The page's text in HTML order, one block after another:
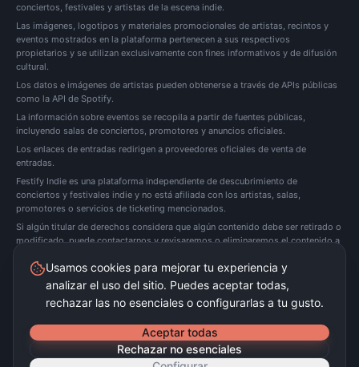
conciertos, festivales y artistas de la escena indie.
Las imágenes, logotipos y materiales promocionales de artistas, recintos y
eventos mostrados en la plataforma pertenecen a sus respectivos
propietarios y se utilizan exclusivamente con fines informativos y de difusión
cultural.
Los datos e imágenes de artistas pueden obtenerse a través de APIs públicas
como la API de Spotify.
La información sobre eventos se recopila a partir de fuentes públicas,
incluyendo salas de conciertos, promotores y anuncios oficiales.
Los enlaces de entradas redirigen a proveedores oficiales de venta de
entradas.
Festify Indie es una plataforma independiente de descubrimiento de
conciertos y festivales indie y no está afiliada con los artistas, salas,
promotores o servicios de ticketing mencionados.
Si algún titular de derechos considera que algún contenido debe ser retirado o
modificado, puede contactarnos y revisaremos o eliminaremos el contenido a
Festify Indie no vende entradas directamente. Redirigimos a plataformas oficiales de
© 2026 Festify Indie · Beta
Usamos cookies para mejorar tu experiencia y
analizar el uso del sitio. Puedes aceptar todas,
rechazar las no esenciales o configurarlas a tu gusto.
Aceptar todas
Rechazar no esenciales